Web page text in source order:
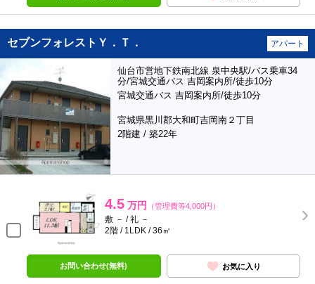
セブンフォレストＹ．Ｔ． アパート
仙台市営地下鉄南北線 泉中央駅/バス乗車34
分/宮城交通バス 吉岡案内所/徒歩10分
宮城交通バス 吉岡案内所/徒歩10分
宮城県黒川郡大和町吉岡南２丁目
2階建 / 築22年
4.5 万円 （管理費等4,000円）
敷 － / 礼 －
2階 / 1LDK / 36㎡
お問い合わせ(無料) お気に入り